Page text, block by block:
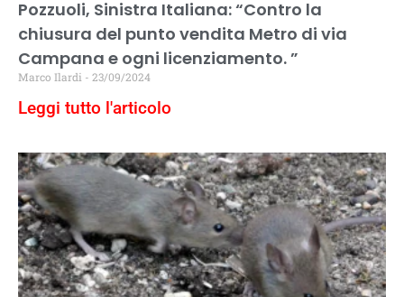
Pozzuoli, Sinistra Italiana: “Contro la
chiusura del punto vendita Metro di via
Campana e ogni licenziamento. ”
Marco Ilardi 23/09/2024
Leggi tutto l'articolo